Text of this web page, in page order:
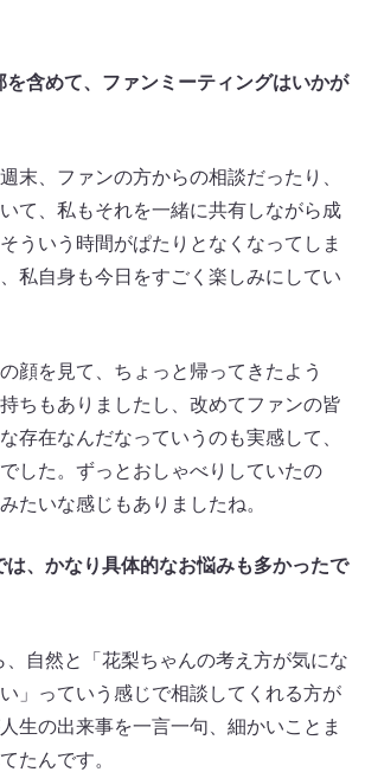
含めて、ファンミーティングはいかが
末、ファンの方からの相談だったり、
て、私もそれを一緒に共有しながら成
ういう時間がぱたりとなくなってしま
私自身も今日をすごく楽しみにしてい
顔を見て、ちょっと帰ってきたよう
ちもありましたし、改めてファンの皆
存在なんだなっていうのも実感して、
した。ずっとおしゃべりしていたの
たいな感じもありましたね。
、かなり具体的なお悩みも多かったで
、自然と「花梨ちゃんの考え方が気にな
」っていう感じで相談してくれる方が
生の出来事を一言一句、細かいことま
たんです。